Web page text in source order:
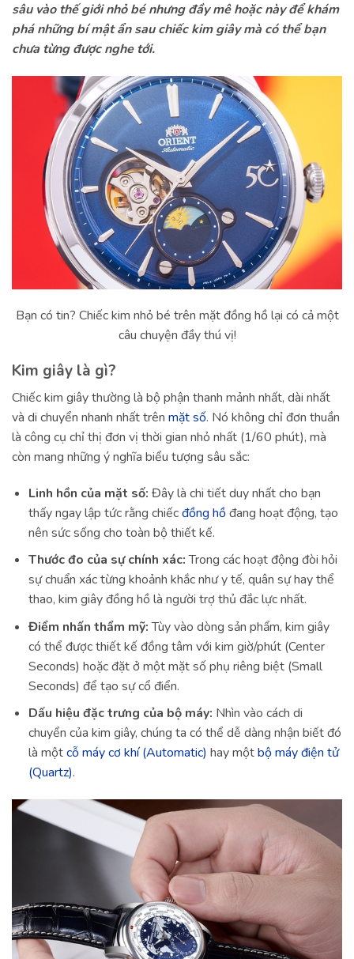
sâu vào thế giới nhỏ bé nhưng đầy mê hoặc này để khám
phá những bí mật ẩn sau chiếc kim giây mà có thể bạn
chưa từng được nghe tới.
Bạn có tin? Chiếc kim nhỏ bé trên mặt đồng hồ lại có cả một
câu chuyện đầy thú vị!
Kim giây là gì?
Chiếc kim giây thường là bộ phận thanh mảnh nhất, dài nhất
và di chuyển nhanh nhất trên mặt số. Nó không chỉ đơn thuần
là công cụ chỉ thị đơn vị thời gian nhỏ nhất (1/60 phút), mà
còn mang những ý nghĩa biểu tượng sâu sắc:
Linh hồn của mặt số: Đây là chi tiết duy nhất cho bạn
thấy ngay lập tức rằng chiếcđồng hồđang hoạt động, tạo
nên sức sống cho toàn bộ thiết kế.
Thước đo của sự chính xác:Trong các hoạt động đòi hỏi
sự chuẩn xác từng khoảnh khắc như y tế, quân sự hay thể
thao, kim giây đồng hồ là người trợ thủ đắc lực nhất.
Điểm nhấn thẩm mỹ:Tùy vào dòng sản phẩm, kim giây
có thể được thiết kế đồng tâm với kim giờ/phút (Center
Seconds) hoặc đặt ở một mặt số phụ riêng biệt (Small
Seconds) để tạo sự cổ điển.
Dấu hiệu đặc trưng của bộ máy: Nhìn vào cách di
chuyển của kim giây, chúng ta có thể dễ dàng nhận biết đó
là mộtcỗ máy cơ khí (Automatic) hay mộtbộ máy điện tử
(Quartz).